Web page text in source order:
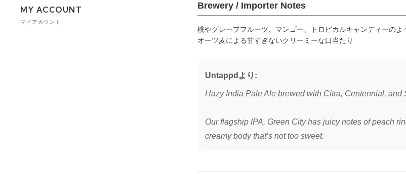
MY ACCOUNT
マイアカウント
Brewery / Importer Notes
桃やグレープフルーツ、マンゴー、トロピカルキャンディーのよ
オーツ麦による甘すぎないクリーミーな口当たり
Untappdより:
Hazy India Pale Ale brewed with Citra, Centennial, and
Our flagship IPA, Green City has juicy notes of peach
creamy body that’s not too sweet.